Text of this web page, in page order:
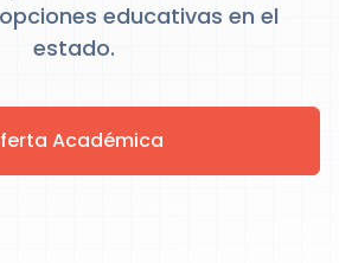
educativas en el
estado.
Académica